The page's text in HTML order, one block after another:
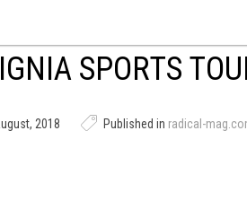
SPORTS
2018 Published in radical-